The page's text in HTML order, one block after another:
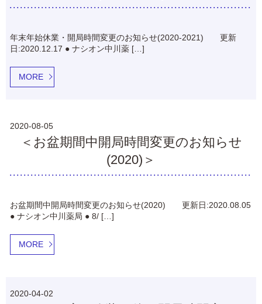
年末年始休業・開局時間変更のお知らせ(2020-2021) 更新
日:2020.12.17 ● ナシオン中川薬 […]
MORE
2020-08-05
＜お盆期間中開局時間変更のお知らせ
(2020)＞
お盆期間中開局時間変更のお知らせ(2020) 更新日:2020.08.05
● ナシオン中川薬局 ● 8/ […]
MORE
2020-04-02